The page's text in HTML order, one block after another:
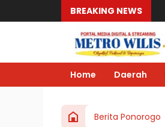
BREAKING NEWS
Home Daerah
Berita Ponorogo